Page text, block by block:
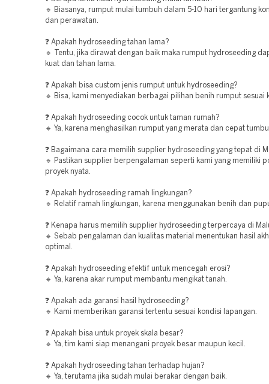
🔹 Biasanya, rumput mulai tumbuh dalam 5-10 hari tergantung
dan perawatan.
❓ Apakah hydroseeding tahan lama?
🔹 Tentu, jika dirawat dengan baik maka rumput hydroseeding
kuat dan tahan lama.
❓ Apakah bisa custom jenis rumput untuk hydroseeding?
🔹 Bisa, kami menyediakan berbagai pilihan benih rumput sesuai
❓ Apakah hydroseeding cocok untuk taman rumah?
🔹 Ya, karena menghasilkan rumput yang merata dan cepat
❓ Bagaimana cara memilih supplier hydroseeding yang tepat di
🔹 Pastikan supplier berpengalaman seperti kami yang memiliki
proyek nyata.
❓ Apakah hydroseeding ramah lingkungan?
🔹 Relatif ramah lingkungan, karena menggunakan benih dan
❓ Kenapa harus memilih supplier hydroseeding terpercaya di
🔹 Sebab pengalaman dan kualitas material menentukan hasil
optimal.
❓ Apakah hydroseeding efektif untuk mencegah erosi?
🔹 Ya, karena akar rumput membantu mengikat tanah.
❓ Apakah ada garansi hasil hydroseeding?
🔹 Kami memberikan garansi tertentu sesuai kondisi lapangan.
❓ Apakah bisa untuk proyek skala besar?
🔹 Ya, tim kami siap menangani proyek besar maupun kecil.
❓ Apakah hydroseeding tahan terhadap hujan?
🔹 Ya, terutama jika sudah mulai berakar dengan baik.